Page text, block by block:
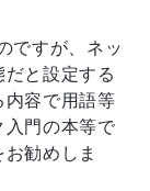
ですが、ネッ
と設定する
内容で用語等
門の本等で
勧めしま